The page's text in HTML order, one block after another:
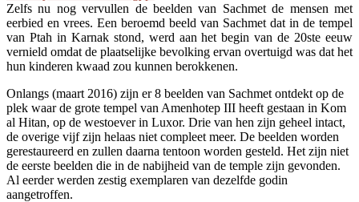
Zelfs nu nog vervullen de beelden van Sachmet de mensen met
eerbied en vrees. Een beroemd beeld van Sachmet dat in de tempel
van Ptah in Karnak stond, werd aan het begin van de 20ste eeuw
vernield omdat de plaatselijke bevolking ervan overtuigd was dat het
hun kinderen kwaad zou kunnen berokkenen.
Onlangs (maart 2016) zijn er 8 beelden van Sachmet ontdekt op de
plek waar de grote tempel van Amenhotep III heeft gestaan in Kom
al Hitan, op de westoever in Luxor. Drie van hen zijn geheel intact,
de overige vijf zijn helaas niet compleet meer. De beelden worden
gerestaureerd en zullen daarna tentoon worden gesteld. Het zijn niet
de eerste beelden die in de nabijheid van de temple zijn gevonden.
Al eerder werden zestig exemplaren van dezelfde godin
aangetroffen.